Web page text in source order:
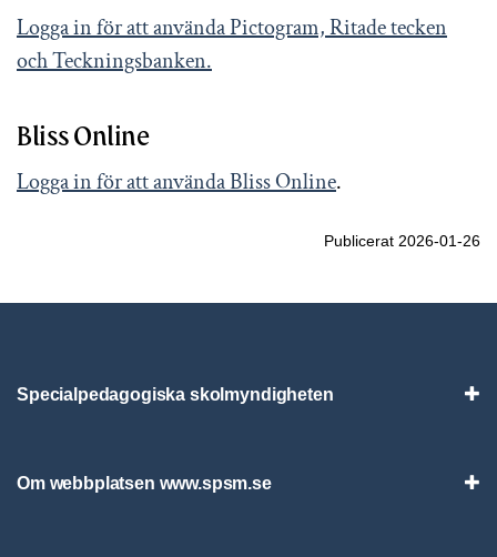
Logga in för att använda Pictogram, Ritade tecken
och Teckningsbanken.
Bliss Online
Logga in för att använda Bliss Online.
Publicerat 2026-01-26
Specialpedagogiska skolmyndigheten
Om webbplatsen www.spsm.se